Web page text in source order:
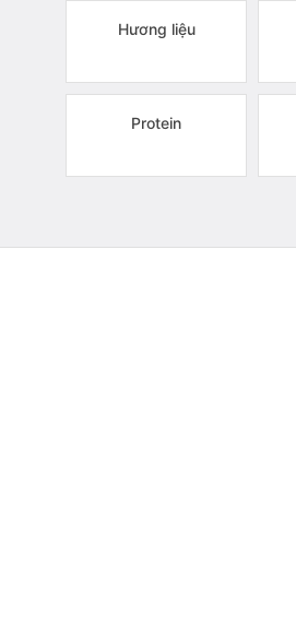
Hương liệu
Protein